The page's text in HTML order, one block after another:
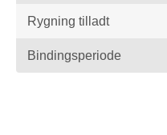
Rygning tilladt
Bindingsperiode